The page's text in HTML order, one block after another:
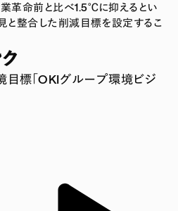
革命前と比べ1.5℃に抑えるとい
と整合した削減目標を設定するこ
標「OKIグループ環境ビジ